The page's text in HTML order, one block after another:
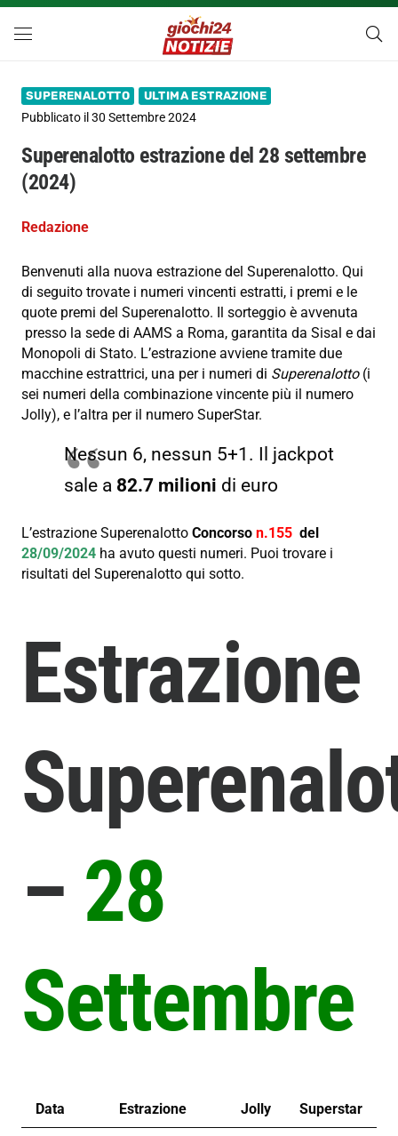
SUPERENALOTTO ULTIMA ESTRAZIONE
Pubblicato il 30 Settembre 2024
Superenalotto estrazione del 28 settembre
(2024)
Redazione
Benvenuti alla nuova estrazione del Superenalotto. Qui
di seguito trovate i numeri vincenti estratti, i premi e le
quote premi del Superenalotto. Il sorteggio è avvenuta
presso la sede di AAMS a Roma, garantita da Sisal e dai
Monopoli di Stato. L’estrazione avviene tramite due
macchine estrattrici, una per i numeri di Superenalotto(i
sei numeri della combinazione vincente più il numero
Jolly), e l’altra per il numero SuperStar.
Nessun 6, nessun 5+1. Il jackpot
sale a 82.7 milioni di euro
L’estrazione Superenalotto Concorso n.155 del
28/09/2024 ha avuto questi numeri. Puoi trovare i
risultati del Superenalotto qui sotto.
Estrazione
– 28
Settembre
Data Estrazione Jolly Superstar